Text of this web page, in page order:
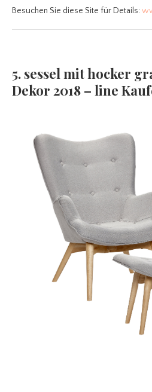
Besuchen Sie diese Site für Details:
5. sessel mit hocker
Dekor 2018 – line